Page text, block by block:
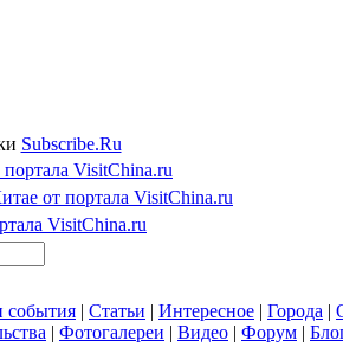
Subscribe.Ru
VisitChina.ru
от портала VisitChina.ru
VisitChina.ru
события | Статьи | Интересное | Города |
| Фотогалереи | Видео | Форум |